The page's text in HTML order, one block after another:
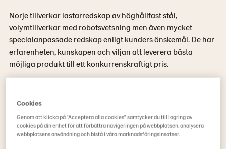
Norje tillverkar lastarredskap av höghållfast stål,
volymtillverkar med robotsvetsning men även mycket
specialanpassade redskap enligt kunders önskemål. De har
erfarenheten, kunskapen och viljan att leverera bästa
möjliga produkt till ett konkurrenskraftigt pris.
adapters, balhanteringsredskap, lyftredskap, justeringsbalk,
truckredskap och lådvändare.
Cookies
Genom att klicka på "Acceptera alla cookies" samtycker du till lagring av
cookies på din enhet för att förbättra navigeringen på webbplatsen, analysera
webbplatsens användning och bistå i våra marknadsföringsinsatser.